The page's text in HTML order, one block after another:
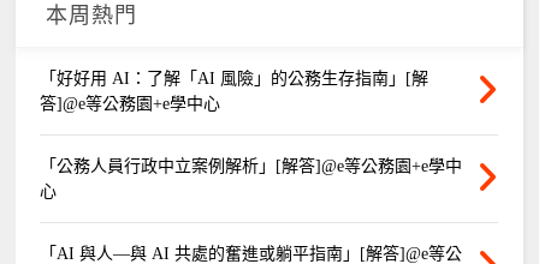
本周熱門
「好好用 AI：了解「AI 風險」的公務生存指南」[解
答]@e等公務園+e學中心
「公務人員行政中立案例解析」[解答]@e等公務園+e學中
心
「AI 與人—與 AI 共處的奮進或躺平指南」[解答]@e等公